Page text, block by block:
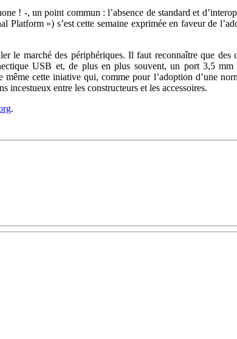
! -, un point commun : l’absence de standard et
») s’est cette semaine exprimée en faveur de
le marché des périphériques. Il faut reconnaître que
USB et, de plus en plus souvent, un port 3,5
cette iniative qui, comme pour l’adoption d’une
incestueux entre les constructeurs et les accessoires.
.